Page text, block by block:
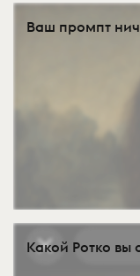
Ваш промпт
Какой Ротко вы